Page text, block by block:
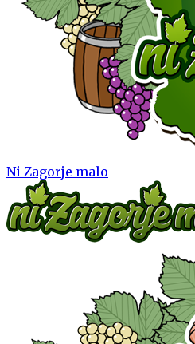
Ni Zagorje malo